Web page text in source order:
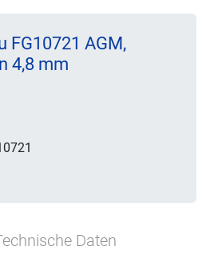
FG10721 AGM,
4,8 mm
Daten